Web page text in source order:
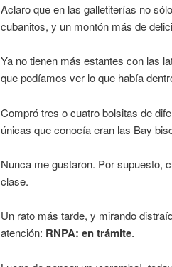
Aclaro que en las galletiterías no
cubanitos, y un montón más de
Ya no tienen más estantes con las
que podíamos ver lo que había
Compró tres o cuatro bolsitas de
únicas que conocía eran las Bay
Nunca me gustaron. Por supuesto,
clase.
Un rato más tarde, y mirando
atención: RNPA: en trámite.